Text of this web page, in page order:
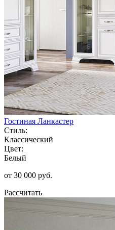
Гостиная Ланкастер
Стиль:
Классический
Цвет:
Белый
от 30 000 руб.
Рассчитать